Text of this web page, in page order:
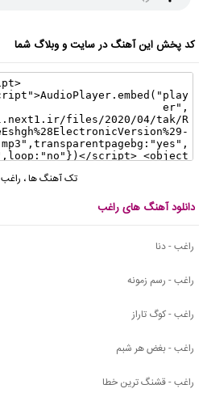
کد پخش این آهنگ در سایت و وبلاگ شما
تک آهنگ ها، راغب
دانلود آهنگ های راغب
راغب - دنا
راغب - رسم زمونه
راغب - کوگ تاراز
راغب - بغض هر شبم
راغب - قشنگ ترین خطا